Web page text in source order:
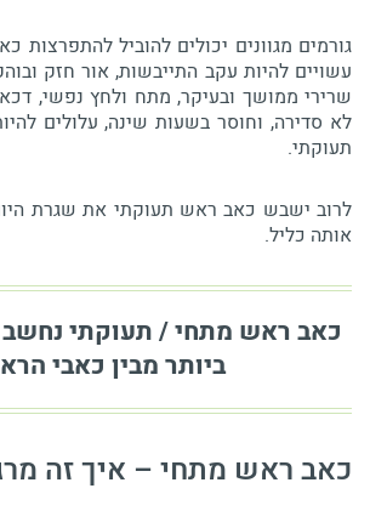
גורמים מגוונים יכולים להוביל
עשויים להיות עקב התייבשות, אור חזק
שרירי ממושך ובעיקר, מתח ולחץ נפשי,
לא סדירה, וחוסר בשעות שינה, עלולים
תעוקתי.
לרוב ישבש כאב ראש תעוקתי את שגרת
אותה כליל.
כאב ראש מתחי / תעוקתי
ביותר מבין כאבי
כאב ראש מתחי – איך זה